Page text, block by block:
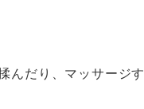
んだり、マッサージす